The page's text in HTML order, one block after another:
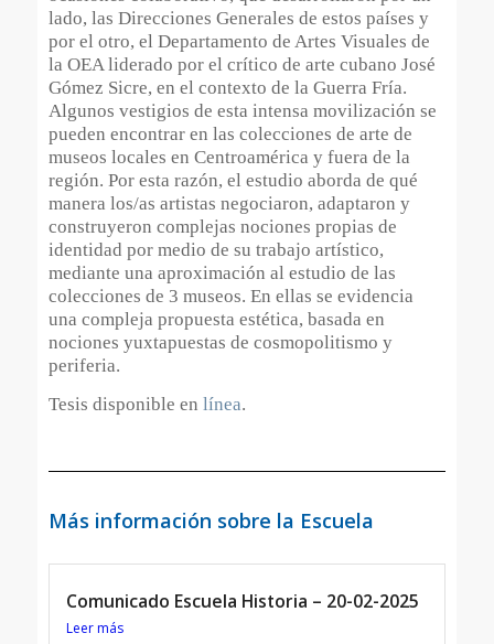
lado, las Direcciones Generales de estos países y
por el otro, el Departamento de Artes Visuales de
la OEA liderado por el crítico de arte cubano José
Gómez Sicre, en el contexto de la Guerra Fría.
Algunos vestigios de esta intensa movilización se
pueden encontrar en las colecciones de arte de
museos locales en Centroamérica y fuera de la
región. Por esta razón, el estudio aborda de qué
manera los/as artistas negociaron, adaptaron y
construyeron complejas nociones propias de
identidad por medio de su trabajo artístico,
mediante una aproximación al estudio de las
colecciones de 3 museos. En ellas se evidencia
una compleja propuesta estética, basada en
nociones yuxtapuestas de cosmopolitismo y
periferia.
Tesis disponible en línea.
Más información sobre la Escuela
Comunicado Escuela Historia – 20-02-2025
Leer más